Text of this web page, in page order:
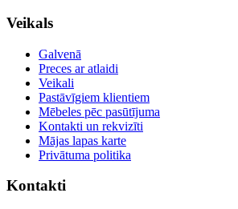
Veikals
Galvenā
Preces ar atlaidi
Veikali
Pastāvīgiem klientiem
Mēbeles pēc pasūtījuma
Kontakti un rekvizīti
Mājas lapas karte
Privātuma politika
Kontakti